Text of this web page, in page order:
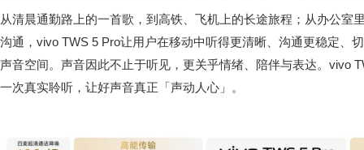
从清晨通勤路上的一首歌，到高铁、飞机上的长途旅程；从办公室
沟通，vivo TWS 5 Pro让用户在移动中听得更清晰、沟通更稳定、
声音空间。声音因此不止于听见，更关乎情绪、陪伴与表达。vivo
一次真实聆听，让好声音真正「声动人心」。